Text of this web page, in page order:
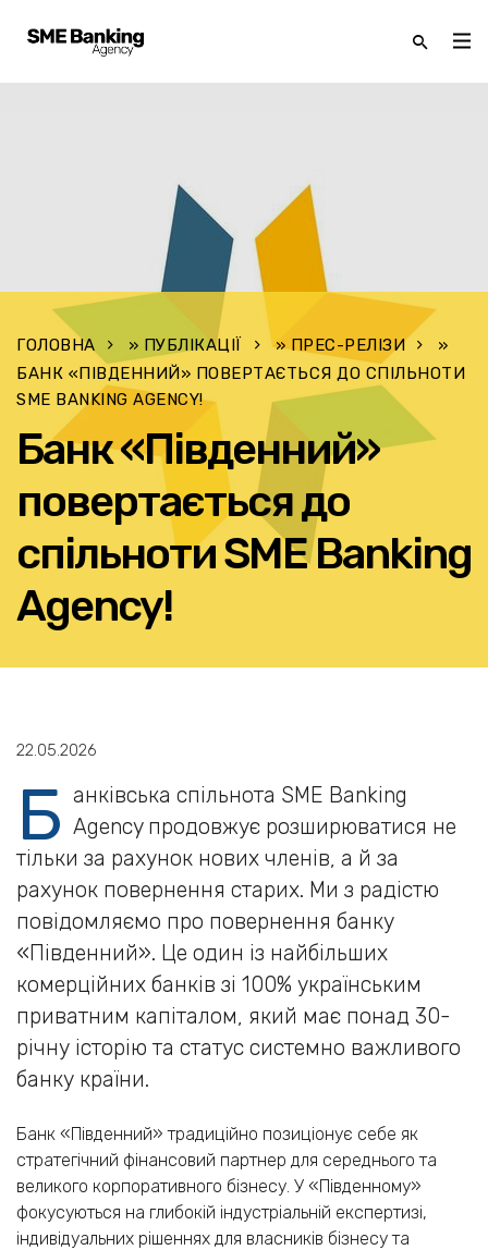
ГОЛОВНА » ПУБЛІКАЦІЇ »ПРЕС-РЕЛІЗИ
»
БАНК «ПІВДЕННИЙ» ПОВЕРТАЄТЬСЯ ДО СПІЛЬНОТИ
SME BANKING AGENCY!
Банк «Південний»
повертається до
спільноти SME Banking
Agency!
22.05.2026
Б анківська спільнота SME Banking
Agency продовжує розширюватися не
тільки за рахунок нових членів, а й за
рахунок повернення старих. Ми з радістю
повідомляємо про повернення банку
«Південний». Це один із найбільших
комерційних банків зі 100% українським
приватним капіталом, який має понад 30-
річну історію та статус системно важливого
банку країни.
Банк «Південний» традиційно позиціонує себе як
стратегічний фінансовий партнер для середнього та
великого корпоративного бізнесу. У «Південному»
фокусуються на глибокій індустріальній експертизі,
індивідуальних рішеннях для власників бізнесу та